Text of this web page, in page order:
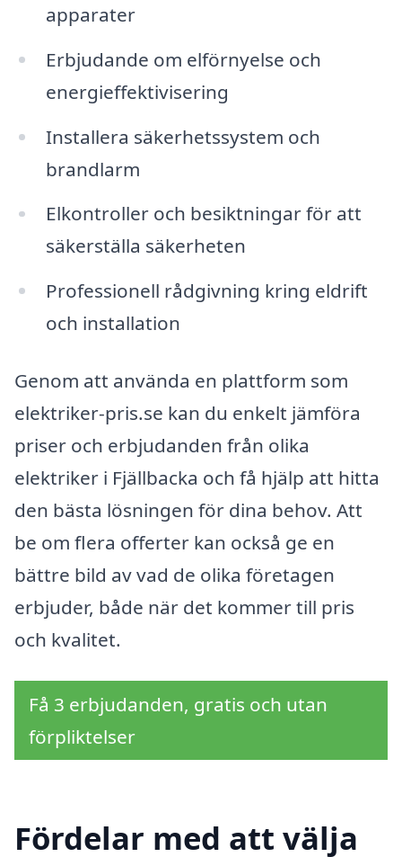
apparater
Erbjudande om elförnyelse och
energieffektivisering
Installera säkerhetssystem och
brandlarm
Elkontroller och besiktningar för att
säkerställa säkerheten
Professionell rådgivning kring eldrift
och installation
Genom att använda en plattform som
elektriker-pris.se kan du enkelt jämföra
priser och erbjudanden från olika
elektriker i Fjällbacka och få hjälp att hitta
den bästa lösningen för dina behov. Att
be om flera offerter kan också ge en
bättre bild av vad de olika företagen
erbjuder, både när det kommer till pris
och kvalitet.
Få 3 erbjudanden, gratis och utan
förpliktelser
Fördelar med att välja